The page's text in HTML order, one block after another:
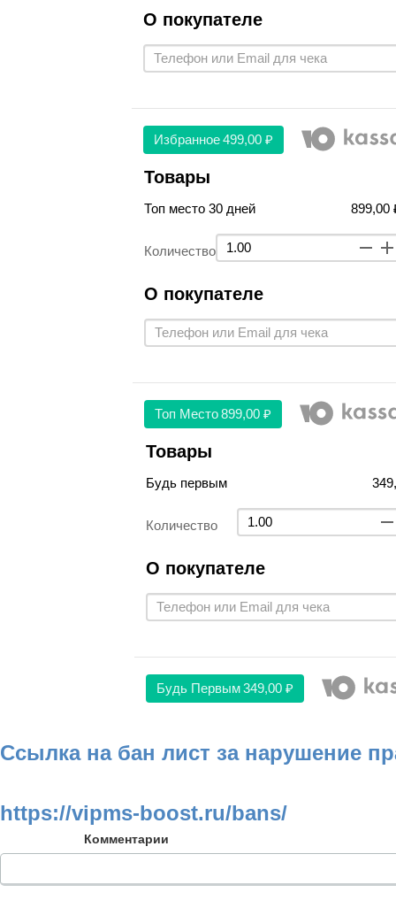
О покупателе
Избранное 499,00 ₽
Товары
Топ место 30 дней 899,00
Количество
О покупателе
Топ Место 899,00 ₽
Товары
Будь первым
Количество
О покупателе
Будь Первым349,00 ₽
Ссылка на бан лист за нарушение
https://vipms-boost.ru/bans/
Комментарии